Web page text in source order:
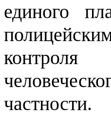
единого
контроля
частности.